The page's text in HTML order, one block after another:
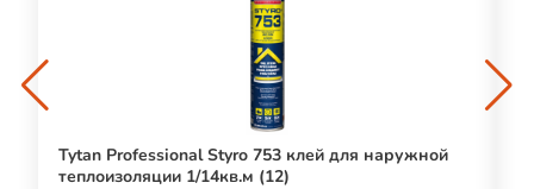
Tytan Professional Styro 753 клей для наружной
теплоизоляции 1/14кв.м (12)